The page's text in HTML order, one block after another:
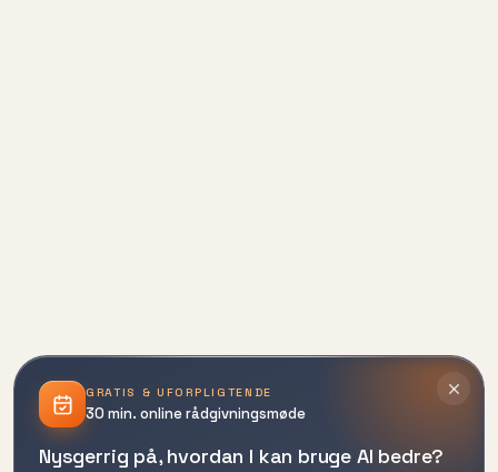
GRATIS & UFORPLIGTENDE
30 min. online rådgivningsmøde
Nysgerrig på, hvordan I kan bruge AI bedre?